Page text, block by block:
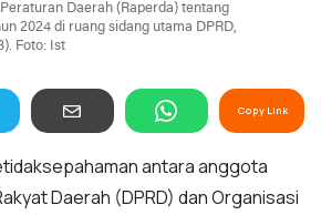
Daerah (Raperda) tentang
2024 di ruang sidang utama DPRD,
Foto: Ist
Copy Link
antara anggota
Daerah (DPRD) dan Organisasi